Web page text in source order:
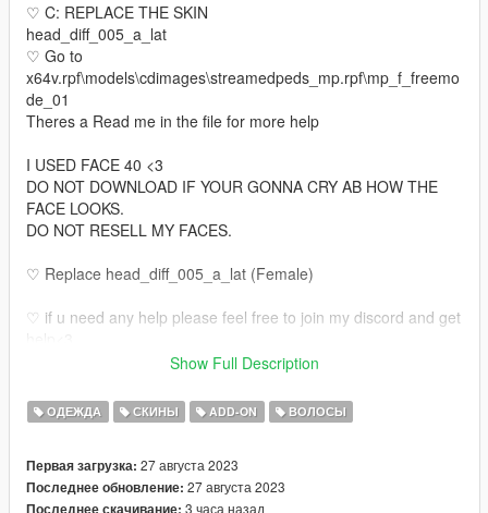
♡ C: REPLACE THE SKIN
head_diff_005_a_lat
♡ Go to
x64v.rpf\models\cdimages\streamedpeds_mp.rpf\mp_f_freemo
de_01
Theres a Read me in the file for more help
I USED FACE 40 <3
DO NOT DOWNLOAD IF YOUR GONNA CRY AB HOW THE
FACE LOOKS.
DO NOT RESELL MY FACES.
♡ Replace head_diff_005_a_lat (Female)
♡ if u need any help please feel free to join my discord and get
♡ Also if u would like your own face made or body tats or even
legs come join my discord <3
Show Full Description
ОДЕЖДА СКИНЫ ADD-ON ВОЛОСЫ
Первая загрузка: 27 августа 2023
Последнее обновление: 27 августа 2023
3 часа назад